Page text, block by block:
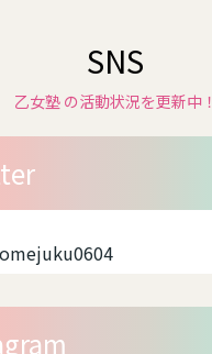
SNS
乙女塾 の活動状況を更新中！